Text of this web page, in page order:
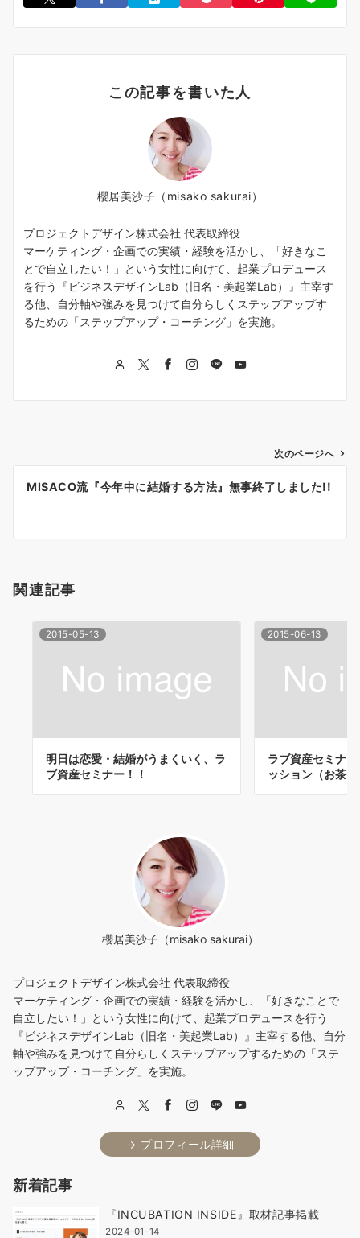
この記事を書いた人
櫻居美沙子（misako sakurai）
プロジェクトデザイン株式会社 代表取締役
マーケティング・企画での実績・経験を活かし、「好きなこ
とで自立したい！」という女性に向けて、起業プロデュース
を行う『ビジネスデザインLab（旧名・美起業Lab）』主宰す
る他、自分軸や強みを見つけて自分らしくステップアップす
るための「ステップアップ・コーチング」を実施。
稿
ビ
ー
次のページへ
MISACO流『今年中に結婚する方法』無事終了しました!!
関連記事
2015-05-13
明日は恋愛・結婚がうまくいく、ラ
ブ資産セミナー！！
2015-06-13
ラブ資産セミナ
ッション（お茶
櫻居美沙子（misako sakurai）
プロジェクトデザイン株式会社 代表取締役
マーケティング・企画での実績・経験を活かし、「好きなことで
自立したい！」という女性に向けて、起業プロデュースを行う
『ビジネスデザインLab（旧名・美起業Lab）』主宰する他、自分
軸や強みを見つけて自分らしくステップアップするための「ステ
ップアップ・コーチング」を実施。
→ プロフィール詳細
新着記事
『INCUBATION INSIDE』取材記事掲載
2024-01-14